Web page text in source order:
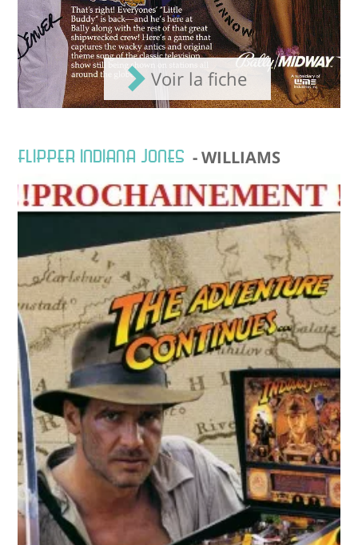
Voir la fiche
FLIPPER INDIANA JONES - WILLIAMS